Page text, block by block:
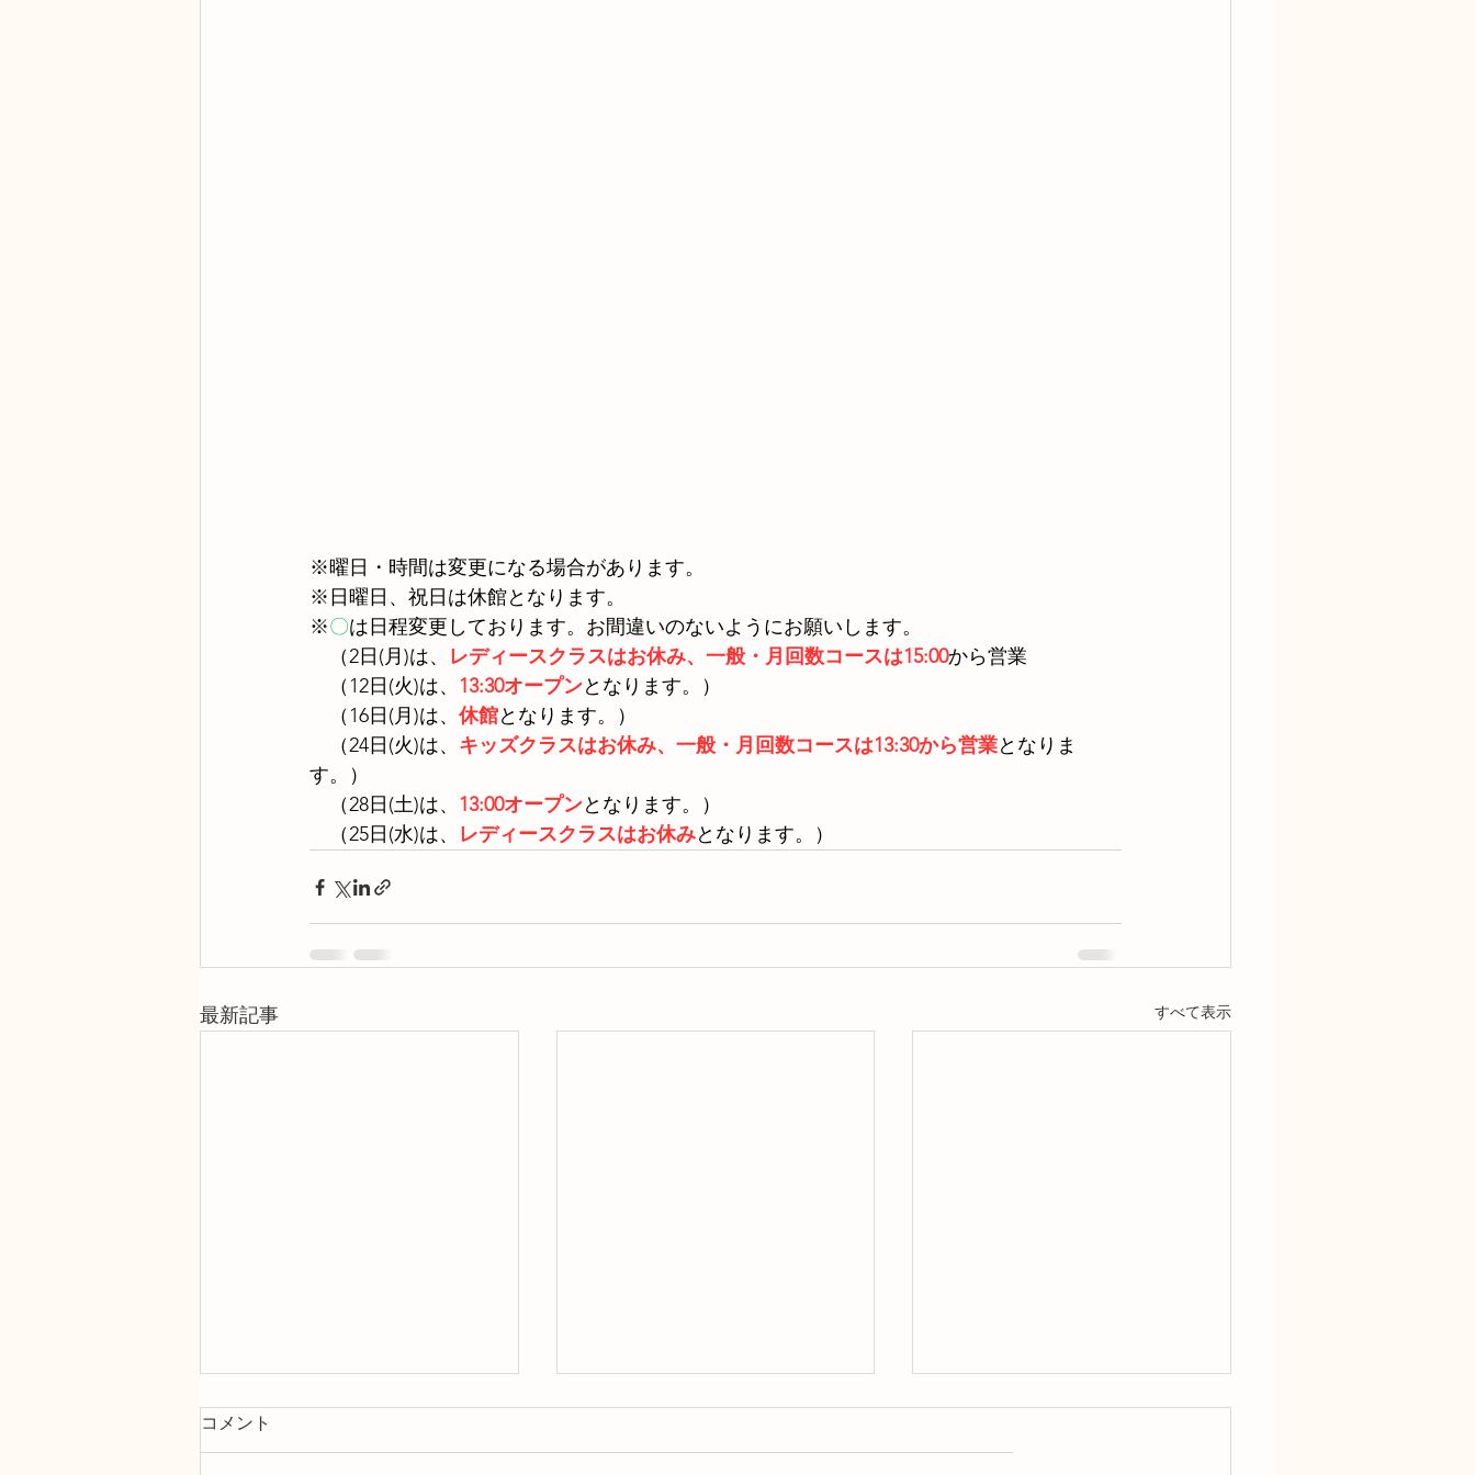
※曜日・時間は変更になる場合があります。
※日曜日、祝日は休館となります。
※〇は日程変更しております。お間違いのないようにお願いします。
（2日(月)は、 レディースクラスはお休み、一般・月回数コースは15:00から営業
（12日(火)は、 13:30オープンとなります。）
（16日(月)は、 休館となります。）
（24日(火)は、 キッズクラスはお休み、一般・月回数コースは13:30から営業となりま
す。）
（28日(土)は、 13:00オープンとなります。）
（25日(水)は、 レディースクラスはお休みとなります。）
最新記事 すべて表示
コメント